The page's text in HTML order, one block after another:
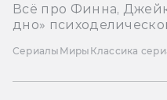
Всё про Финна,
дно»
Сериалы Миры Классика